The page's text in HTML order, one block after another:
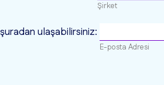
Şirket
ulaşabilirsiniz:
E-posta Adresi